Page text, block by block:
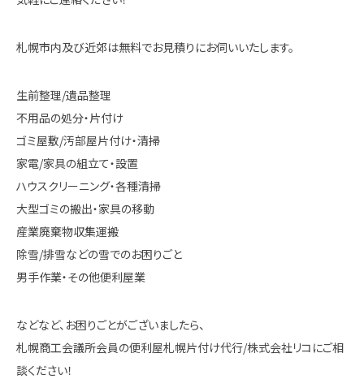
札幌市内及び近郊は無料でお見積りにお伺いいたします。
生前整理/遺品整理
不用品の処分・片付け
ゴミ屋敷/汚部屋片付け・清掃
家電/家具の組立て・設置
ハウスクリーニング・各種清掃
大型ゴミの搬出・家具の移動
産業廃棄物収集運搬
除雪/排雪などの雪でのお困りごと
男手作業・その他便利屋業
などなど、お困りごとがございましたら、
札幌商工会議所会員の便利屋札幌片付け代行/株式会社リコにご相
談ください！